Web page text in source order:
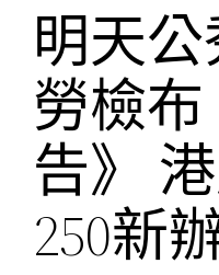
明天
勞檢
告》
250新